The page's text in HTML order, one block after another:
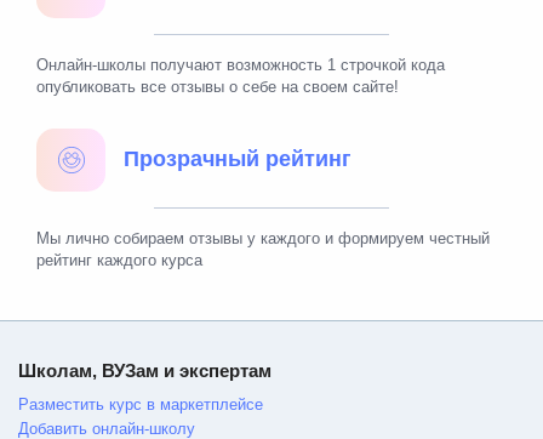
Онлайн-школы получают возможность 1 строчкой кода
опубликовать все отзывы о себе на своем сайте!
Прозрачный рейтинг
Мы лично собираем отзывы у каждого и формируем честный
рейтинг каждого курса
Школам, ВУЗам и экспертам
Разместить курс в маркетплейсе
Добавить онлайн-школу